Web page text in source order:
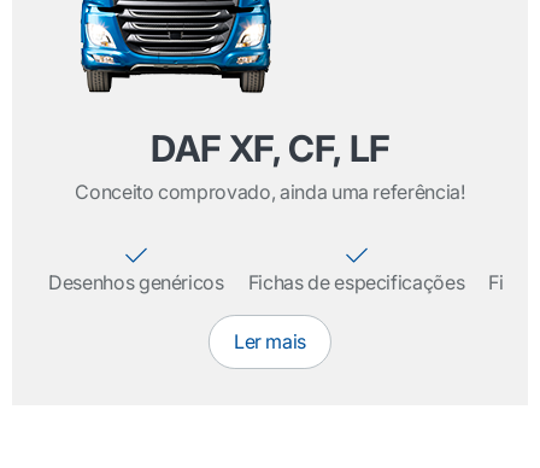
DAF XF, CF, LF
Conceito comprovado, ainda uma referência!
Desenhos genéricos Fichas de especificações
Ler mais